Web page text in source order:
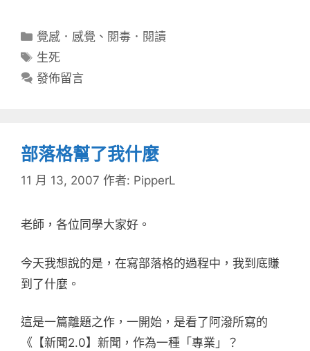
分
類
覺感．感覺 、 閱毒．閱讀
標
籤
生死
發佈留言
部落格幫了我什麼
11 月 13, 2007 作者: PipperL
老師，各位同學大家好。
今天我想說的是，在寫部落格的過程中，我到底賺
到了什麼。
這是一篇離題之作，一開始，是看了阿潑所寫的
《【新聞2.0】新聞，作為一種「專業」？